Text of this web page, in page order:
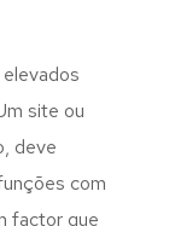
site ou
deve
com
factor que